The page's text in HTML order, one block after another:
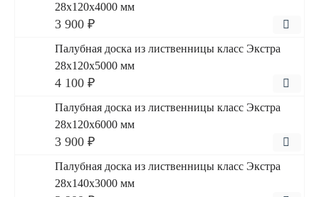
28x120x4000 мм
3 900 ₽
Палубная доска из лиственницы класс Экстра
28x120x5000 мм
4 100 ₽
Палубная доска из лиственницы класс Экстра
28x120x6000 мм
3 900 ₽
Палубная доска из лиственницы класс Экстра
28x140x3000 мм